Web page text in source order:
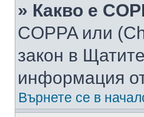
» Какво е
COPPA или
закон в
информация
Върнете се в